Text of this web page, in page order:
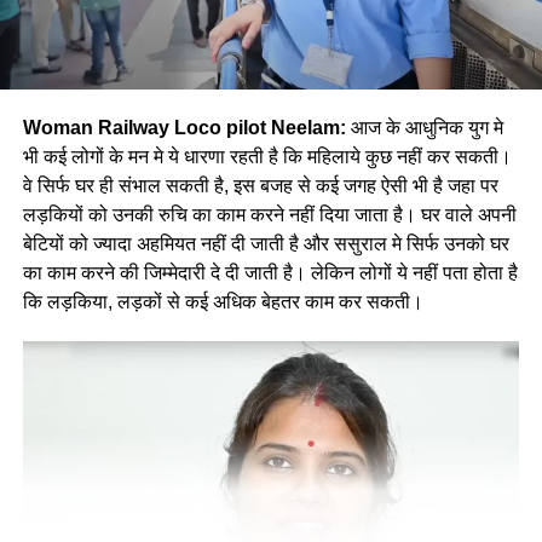
Woman Railway Loco pilot Neelam: आज के आधुनिक युग मे
भी कई लोगों के मन मे ये धारणा रहती है कि महिलाये कुछ नहीं कर सकती।
वे सिर्फ घर ही संभाल सकती है, इस बजह से कई जगह ऐसी भी है जहा पर
लड़कियों को उनकी रुचि का काम करने नहीं दिया जाता है। घर वाले अपनी
बेटियों को ज्यादा अहमियत नहीं दी जाती है और ससुराल मे सिर्फ उनको घर
का काम करने की जिम्मेदारी दे दी जाती है। लेकिन लोगों ये नहीं पता होता है
कि लड़किया, लड़कों से कई अधिक बेहतर काम कर सकती।